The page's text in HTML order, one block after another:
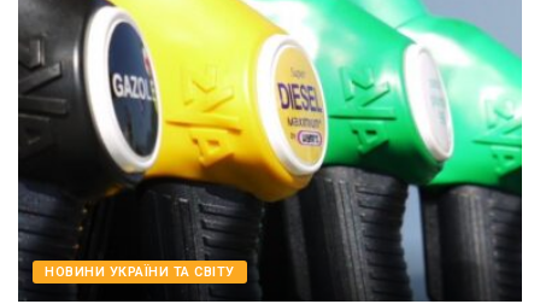
НОВИНИ УКРАЇНИ ТА СВІТУ